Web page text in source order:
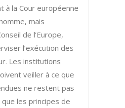
à la Cour européenne
mais
de l’Europe,
l’exécution des
Les institutions
veiller à ce que
ne restent pas
les principes de